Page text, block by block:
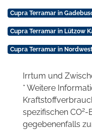
Cupra Terramar in
Cupra Terramar in Lützow
Cupra Terramar in
Irrtum und
* Weitere
spezifischen CO2-
gegebenenfalls